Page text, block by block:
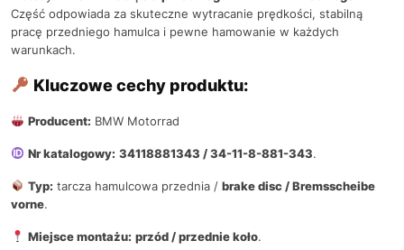
Część odpowiada za skuteczne wytracanie prędkości, stabilną
pracę przedniego hamulca i pewne hamowanie w każdych
warunkach.
Kluczowe cechy produktu:
Producent: BMW Motorrad
Nr katalogowy: 34118881343 / 34-11-8-881-343.
Typ: tarcza hamulcowa przednia / brake disc / Bremsscheibe
vorne.
Miejsce montażu: przód / przednie koło.